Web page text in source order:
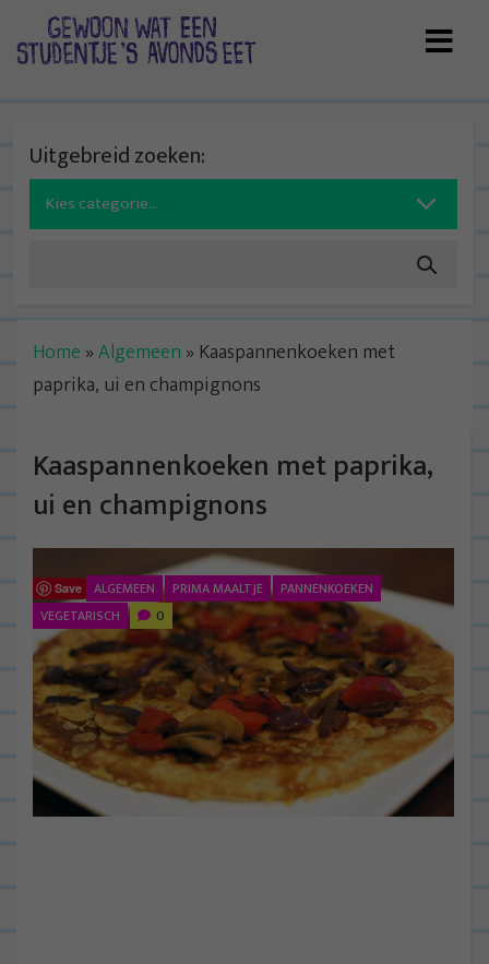
Uitgebreid zoeken:
Search
for:
Home »Algemeen » Kaaspannenkoeken met
paprika, ui en champignons
Kaaspannenkoeken met paprika,
ui en champignons
Save ALGEMEEN PRIMA MAALTJE
PANNENKOEKEN
VEGETARISCH
0